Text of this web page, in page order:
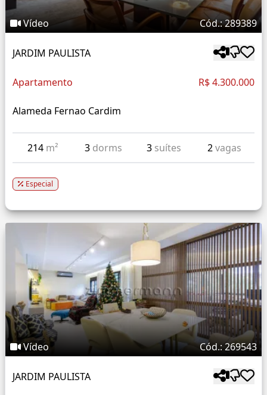
Vídeo Cód.: 289389
JARDIM PAULISTA
Apartamento R$ 4.300.000
Alameda Fernao Cardim
214 m² 3 dorms 3 suítes 2vagas
Especial
Vídeo Cód.: 269543
JARDIM PAULISTA